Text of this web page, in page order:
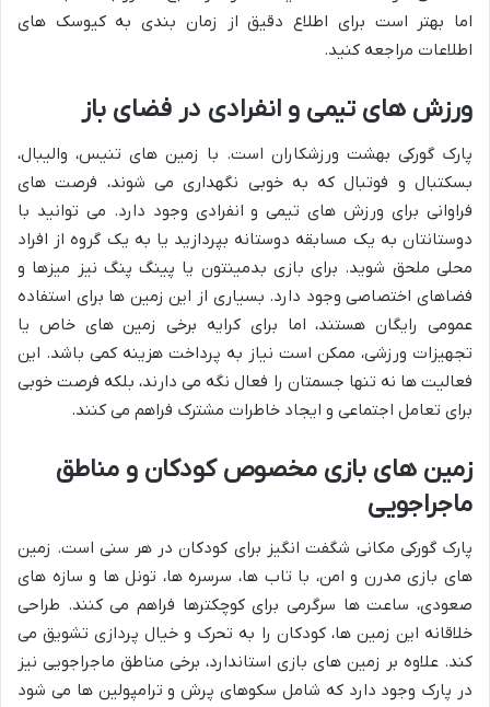
اما بهتر است برای اطلاع دقیق از زمان بندی به کیوسک های
اطلاعات مراجعه کنید.
ورزش های تیمی و انفرادی در فضای باز
پارک گورکی بهشت ورزشکاران است. با زمین های تنیس، والیبال،
بسکتبال و فوتبال که به خوبی نگهداری می شوند، فرصت های
فراوانی برای ورزش های تیمی و انفرادی وجود دارد. می توانید با
دوستانتان به یک مسابقه دوستانه بپردازید یا به یک گروه از افراد
محلی ملحق شوید. برای بازی بدمینتون یا پینگ پنگ نیز میزها و
فضاهای اختصاصی وجود دارد. بسیاری از این زمین ها برای استفاده
عمومی رایگان هستند، اما برای کرایه برخی زمین های خاص یا
تجهیزات ورزشی، ممکن است نیاز به پرداخت هزینه کمی باشد. این
فعالیت ها نه تنها جسمتان را فعال نگه می دارند، بلکه فرصت خوبی
برای تعامل اجتماعی و ایجاد خاطرات مشترک فراهم می کنند.
زمین های بازی مخصوص کودکان و مناطق
ماجراجویی
پارک گورکی مکانی شگفت انگیز برای کودکان در هر سنی است. زمین
های بازی مدرن و امن، با تاب ها، سرسره ها، تونل ها و سازه های
صعودی، ساعت ها سرگرمی برای کوچکترها فراهم می کنند. طراحی
خلاقانه این زمین ها، کودکان را به تحرک و خیال پردازی تشویق می
کند. علاوه بر زمین های بازی استاندارد، برخی مناطق ماجراجویی نیز
در پارک وجود دارد که شامل سکوهای پرش و ترامپولین ها می شود